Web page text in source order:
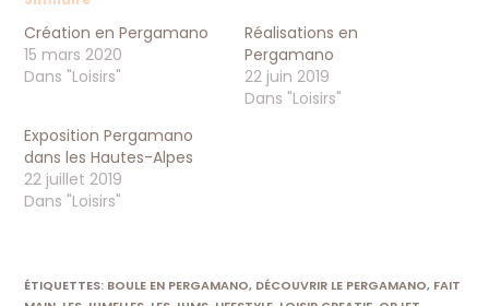
Création en Pergamano
15 mars 2020
Dans "Loisirs"
Réalisations en
Pergamano
22 juin 2019
Dans "Loisirs"
Exposition Pergamano
dans les Hautes-Alpes
22 juillet 2019
Dans "Loisirs"
ÉTIQUETTES: BOULE EN PERGAMANO, DÉCOUVRIR LE PERGAMANO, FAIT